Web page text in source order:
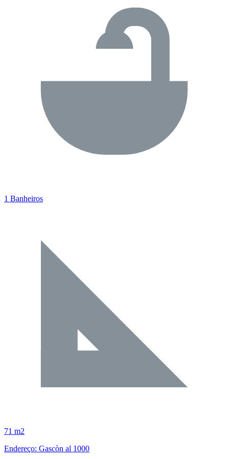
1 Banheiros
71 m2
Endereço: Gascòn al 1000